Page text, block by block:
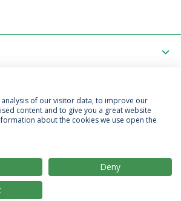
Termos & Condições
Católica Portuguesa
of our visitor data, to improve our
content and to give you a great website
about the cookies we use open the
Deny